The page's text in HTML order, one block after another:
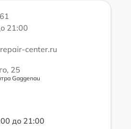
21:00
center.ru
25
Gaggenau
до 21:00